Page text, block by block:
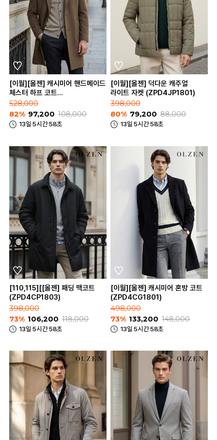
[이월][올젠] 캐시미어 핸드메이드
체스터 하프 코트
(ZOD4CG1303)
528,000
82% 97,200 108,000
13일 5시간 58초
[이월][올젠] 덕다운 캐주얼
라이트 자켓 (ZPD4JP1801)
398,000
80% 79,200 88,000
13일 5시간 58초
[110,115][[올젠] 패딩 맥코트
(ZPD4CP1803)
398,000
73% 106,200 118,000
13일 5시간 58초
[이월][올젠] 캐시미어 혼방 코트
(ZPD4CG1801)
498,000
73% 133,200 148,000
13일 5시간 58초